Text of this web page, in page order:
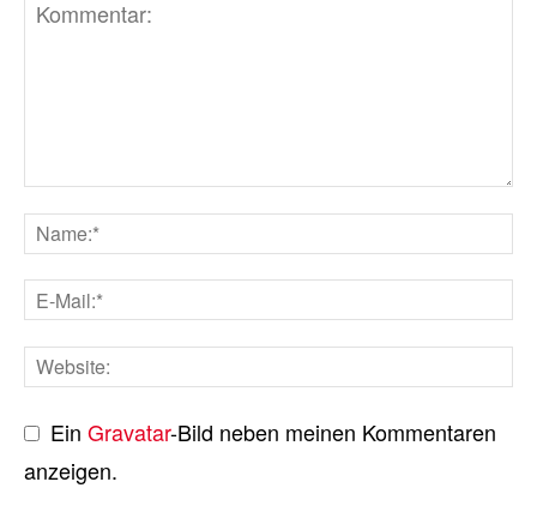
EinGravatar-Bild neben meinen Kommentaren
anzeigen.